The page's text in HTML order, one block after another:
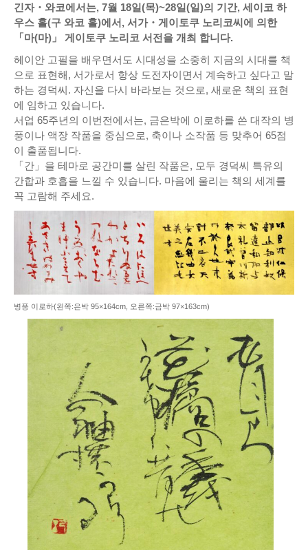
긴자・와코에서는, 7월 18일(목)~28일(일)의 기간, 세이코 하
우스 홀(구 와코 홀)에서, 서가・게이토쿠 노리코씨에 의한
「마(마)」 게이토쿠 노리코 서전을 개최 합니다.
헤이안 고필을 배우면서도 시대성을 소중히 지금의 시대를 책
으로 표현해, 서가로서 항상 도전자이면서 계속하고 싶다고 말
하는 경덕씨. 자신을 다시 바라보는 것으로, 새로운 책의 표현
에 임하고 있습니다.
서업 65주년의 이번전에서는, 금은박에 이로하를 쓴 대작의 병
풍이나 액장 작품을 중심으로, 축이나 소작품 등 맞추어 65점
이 출품됩니다.
「간」을 테마로 공간미를 살린 작품은, 모두 경덕씨 특유의
간합과 호흡을 느낄 수 있습니다. 마음에 울리는 책의 세계를
꼭 고람해 주세요.
병풍 이로하(왼쪽:은박 95×164cm, 오른쪽:금박 97×163cm)